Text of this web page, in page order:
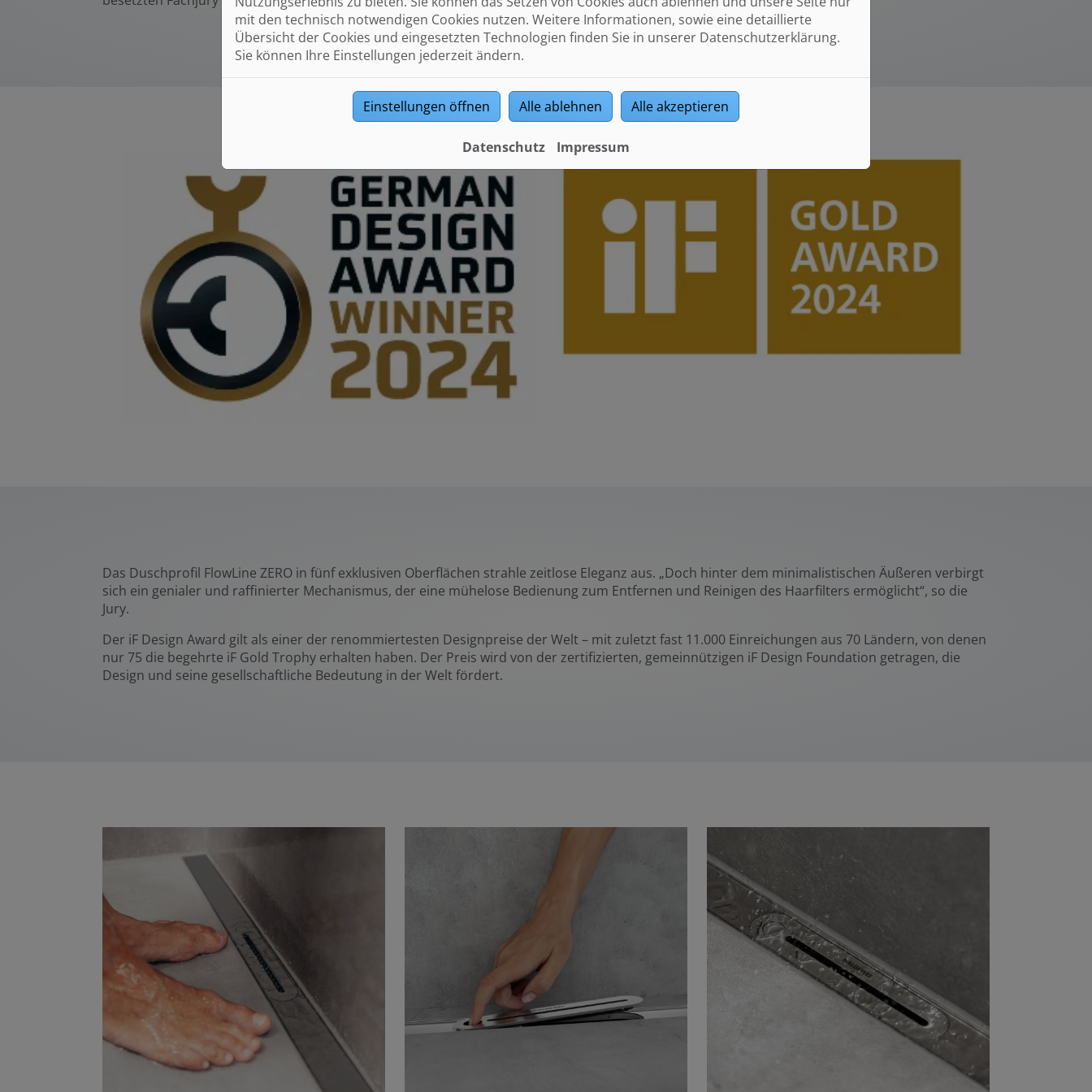
Das Duschprofil FlowLine ZERO in fünf exklusiven Oberflächen strahle zeitlose Eleganz aus. „Doch hinter dem minimalistischen Äußeren verbirgt
sich ein genialer und raffinierter Mechanismus, der eine mühelose Bedienung zum Entfernen und Reinigen des Haarfilters ermöglicht“, so die
Jury.
Der iF Design Award gilt als einer der renommiertesten Designpreise der Welt – mit zuletzt fast 11.000 Einreichungen aus 70 Ländern, von denen
nur 75 die begehrte iF Gold Trophy erhalten haben. Der Preis wird von der zertifizierten, gemeinnützigen iF Design Foundation getragen, die
Design und seine gesellschaftliche Bedeutung in der Welt fördert.
mit den technisch notwendigen Cookies nutzen. Weitere Informationen, sowie eine detaillierte
Übersicht der Cookies und eingesetzten Technologien finden Sie in unserer Datenschutzerklärung.
Sie können Ihre Einstellungen jederzeit ändern.
Einstellungen öffnen Alle ablehnen Alle akzeptieren
Datenschutz Impressum